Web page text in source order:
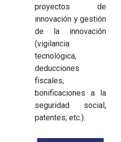
proyectos de
innovación y gestión
de la innovación
(vigilancia
tecnológica,
deducciones
fiscales,
bonificaciones a la
seguridad social,
patentes, etc.).